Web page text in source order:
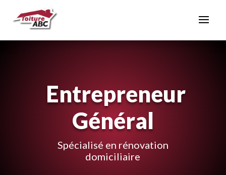
Entrepreneur
Général
Spécialisé en rénovation
domiciliaire